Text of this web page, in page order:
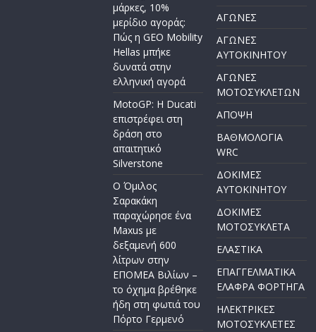
μάρκες, 10%
μερίδιο αγοράς:
Πώς η GEO Mobility
Hellas μπήκε
δυνατά στην
ελληνική αγορά
MotoGP: Η Ducati
επιστρέφει στη
δράση στο
απαιτητικό
Silverstone
Ο Όμιλος
Σαρακάκη
παραχώρησε ένα
Maxus με
δεξαμενή 600
λίτρων στην
ΕΠΟΜΕΑ Βιλίων –
το όχημα βρέθηκε
ήδη στη φωτιά του
Πόρτο Γερμενό
ΑΓΩΝΕΣ
ΑΓΩΝΕΣ
AYTOKINHTOY
ΑΓΩΝΕΣ
ΜΟΤΟΣΥΚΛΕΤΩΝ
ΑΠΟΨΗ
ΒΑΘΜΟΛΟΓΙΑ
WRC
ΔΟΚΙΜΕΣ
ΑΥΤΟΚΙΝΗΤΟΥ
ΔΟΚΙΜΕΣ
ΜΟΤΟΣΥΚΛΕΤΑ
ΕΛΑΣΤΙΚΑ
ΕΠΑΓΓΕΛΜΑΤΙΚΑ
ΕΛΑΦΡΑ ΦΟΡΤΗΓΑ
ΗΛΕΚΤΡΙΚΕΣ
ΜΟΤΟΣΥΚΛΕΤΕΣ